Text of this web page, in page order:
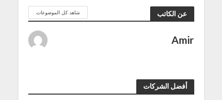
عن الكاتب شاهد كل الموضوعات
Amir
أفضل الشركات